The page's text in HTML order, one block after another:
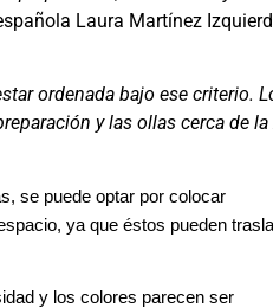
Laura Martínez
ordenada bajo ese criterio.
y las ollas cerca de la
se puede optar por colocar
ya que éstos pueden
y los colores parecen ser